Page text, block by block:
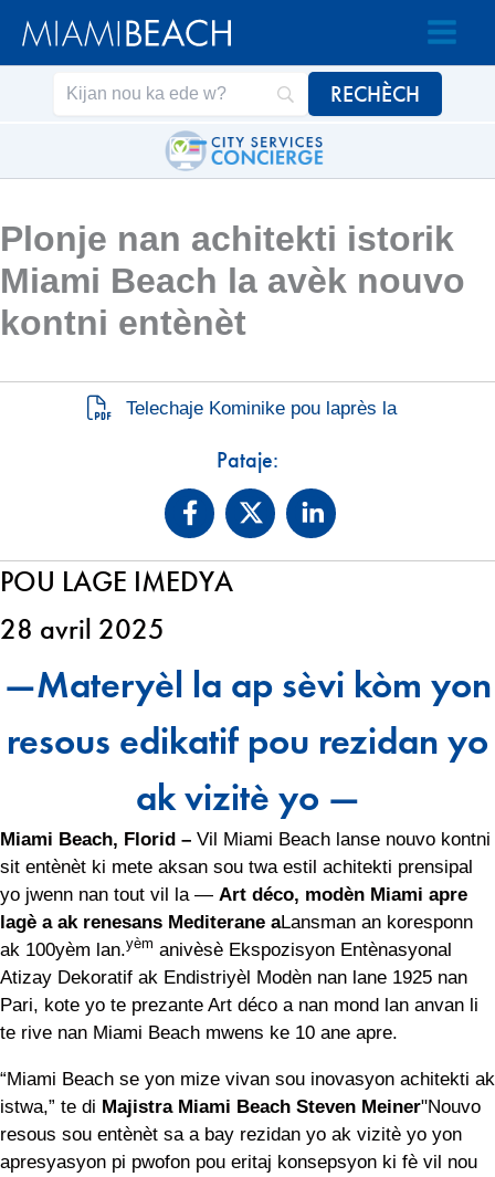
nan
nan
Plonje nan achitekti istorik
Miami Beach la avèk nouvo
kontni entènèt
Telechaje Kominike pou laprès la
Pataje:
POU LAGE IMEDYA
28 avril 2025
—Materyèl la ap sèvi kòm yon
resous edikatif pou rezidan yo
ak vizitè yo —
Miami Beach, Florid – Vil Miami Beach lanse nouvo kontni
sit entènèt ki mete aksan sou twa estil achitekti prensipal
yo jwenn nan tout vil la — Art déco, modèn Miami apre
lagè a ak renesans Mediterane aLansman an koresponn
ak 100yèm lan.yèm anivèsè Ekspozisyon Entènasyonal
Atizay Dekoratif ak Endistriyèl Modèn nan lane 1925 nan
Pari, kote yo te prezante Art déco a nan mond lan anvan li
te rive nan Miami Beach mwens ke 10 ane apre.
“Miami Beach se yon mize vivan sou inovasyon achitekti ak
istwa,” te di Majistra Miami Beach Steven Meiner"Nouvo
resous sou entènèt sa a bay rezidan yo ak vizitè yo yon
apresyasyon pi pwofon pou eritaj konsepsyon ki fè vil nou